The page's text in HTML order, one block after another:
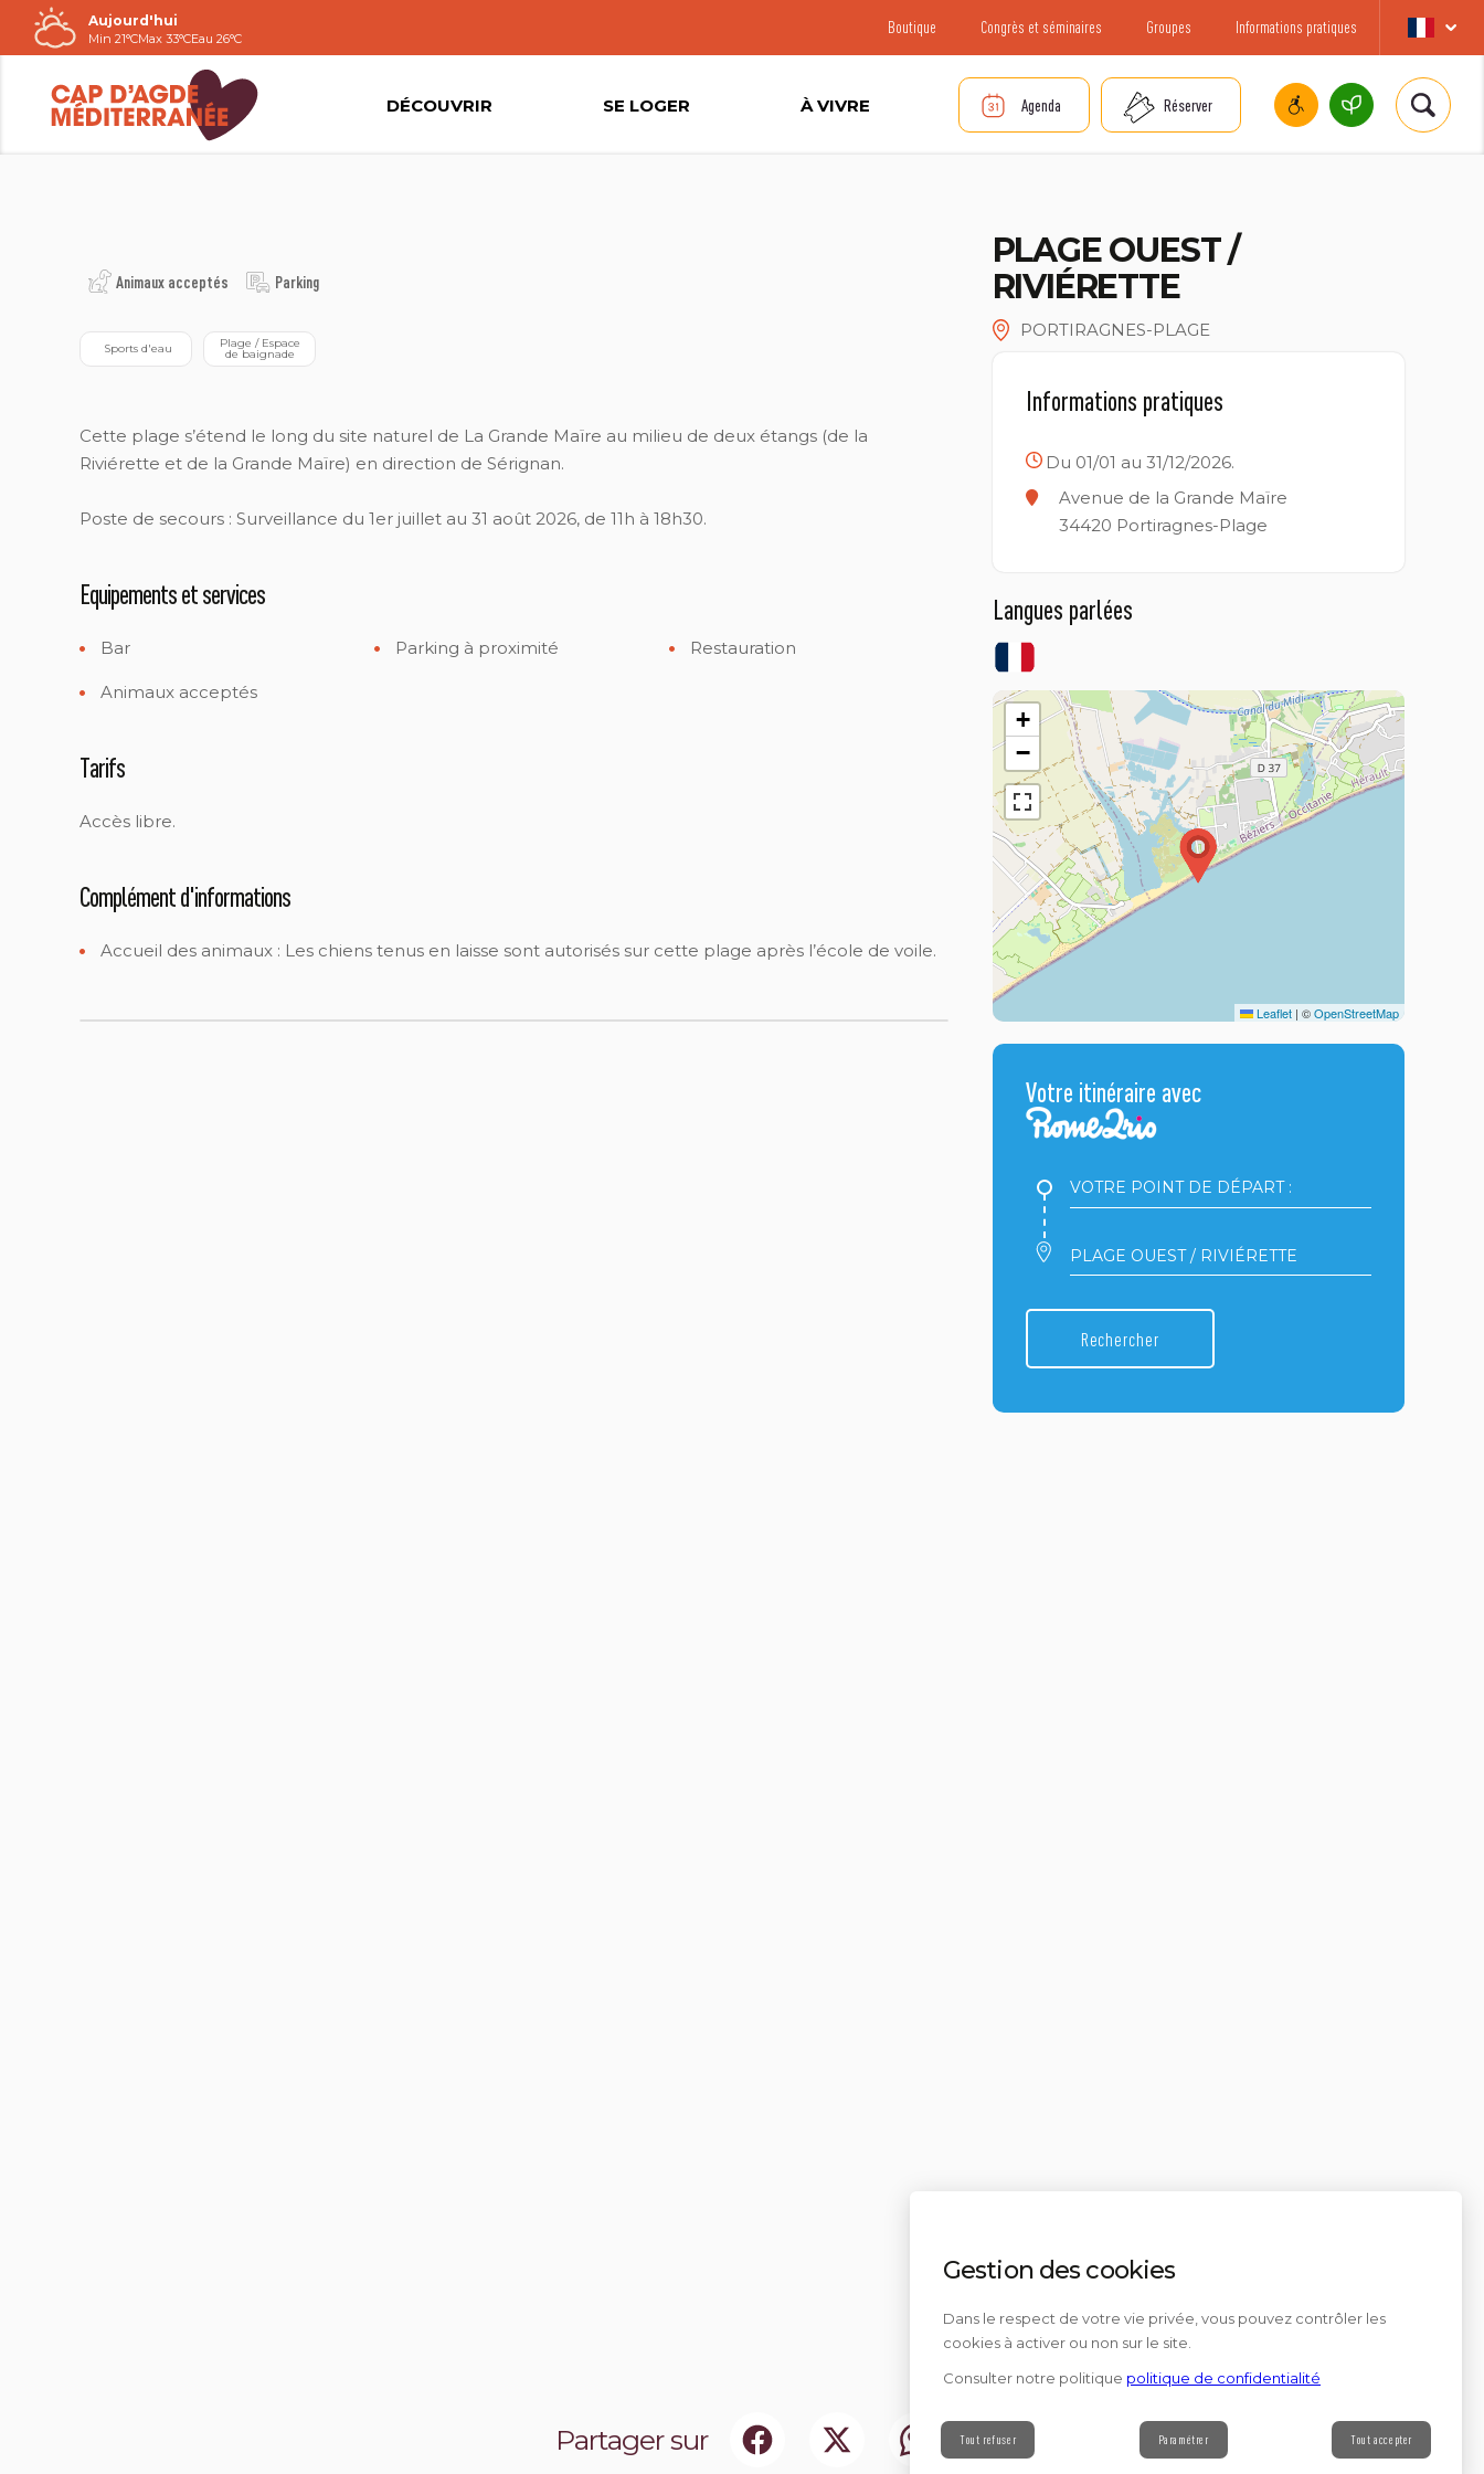
Passer
au
contenu
Aujourd'hui
Min 21°CMax 33°CEau 26°C
Boutique Congrès et séminaires Groupes Informations pratiques
DÉCOUVRIR SE LOGER À VIVRE Agenda Réserver
Animaux acceptés Parking
Sports d'eau de baignade
Cette plage s’étend le long du site naturel de La Grande Maïre au milieu de deux étangs (de la
Riviérette et de la Grande Maïre) en direction de Sérignan.
Poste de secours : Surveillance du 1er juillet au 31 août 2026, de 11h à 18h30.
Equipements et services
Bar Parking à proximité Restauration
Animaux acceptés
Tarifs
Accès libre.
Complément d'informations
Accueil des animaux : Les chiens tenus en laisse sont autorisés sur cette plage après l’école de voile.
PLAGE OUEST /
RIVIÉRETTE
PORTIRAGNES-PLAGE
Informations pratiques
Du 01/01 au 31/12/2026.
Avenue de la Grande Maïre
34420 Portiragnes-Plage
Langues parlées
+
−
Leaflet | ©OpenStreetMap
Votre itinéraire avec
Votre
point
:Votre
point
Rechercher
Contact
Partager sur
Gestion des cookies
Dans le respect de votre vie privée, vous pouvez contrôler les
cookies à activer ou non sur le site.
Consulter notre politique politique de confidentialité
Tout refuser Paramétrer Tout accepter